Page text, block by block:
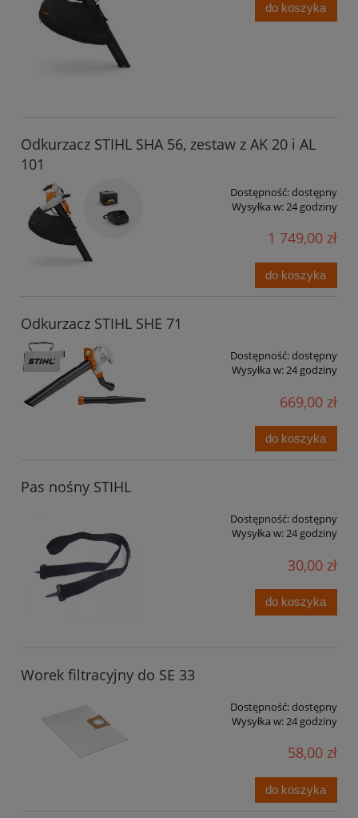
do koszyka
Odkurzacz STIHL SHA 56, zestaw z AK 20 i AL
101
Dostępność:dostępny
Wysyłka w:24 godziny
1 749,00 zł
do koszyka
Odkurzacz STIHL SHE 71
Dostępność:dostępny
Wysyłka w:24 godziny
669,00 zł
do koszyka
Pas nośny STIHL
Dostępność:dostępny
Wysyłka w:24 godziny
30,00 zł
do koszyka
Worek filtracyjny do SE 33
Dostępność:dostępny
Wysyłka w:24 godziny
58,00 zł
do koszyka